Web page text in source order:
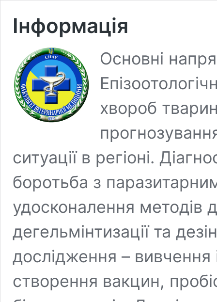
Інформація
Основні
хвороб
ситуації в регіоні.
боротьба з
удосконалення методів
дегельмінтизації та
дослідження – вивчення
створення вакцин,